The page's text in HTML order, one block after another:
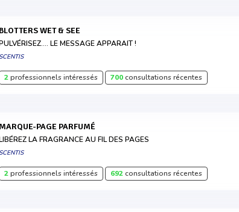
BLOTTERS WET & SEE
LE MESSAGE APPARAIT !
SCENTIS
2professionnels intéressés 700consultations récentes
MARQUE-PAGE PARFUMÉ
LA FRAGRANCE AU FIL DES PAGES
SCENTIS
2professionnels intéressés 692consultations récentes